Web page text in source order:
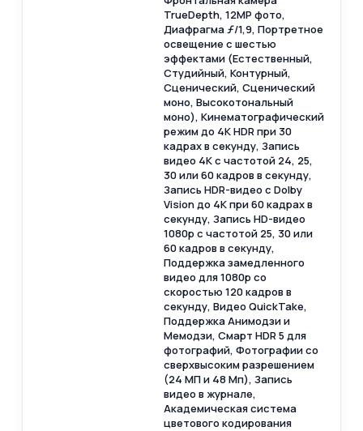
TrueDepth, 12MP фото,
Диафрагма ƒ/1,9, Портретное
освещение с шестью
эффектами (Естественный,
Студийный, Контурный,
Сценический, Сценический
моно, Высокотональный
моно), Кинематографический
режим до 4K HDR при 30
кадрах в секунду, Запись
видео 4K с частотой 24, 25,
30 или 60 кадров в секунду,
Запись HDR-видео с Dolby
Vision до 4K при 60 кадрах в
секунду, Запись HD-видео
1080p с частотой 25, 30 или
60 кадров в секунду,
Поддержка замедленного
видео для 1080p со
скоростью 120 кадров в
секунду, Видео QuickTake,
Поддержка Анимодзи и
Мемодзи, Смарт HDR 5 для
фотографий, Фотографии со
сверхвысоким разрешением
(24 МП и 48 Мп), Запись
видео в журнале,
Академическая система
цветового кодирования